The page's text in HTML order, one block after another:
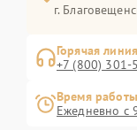
г.
Горячая линия
+7 (800) 301-
Время работы
Ежедневно с